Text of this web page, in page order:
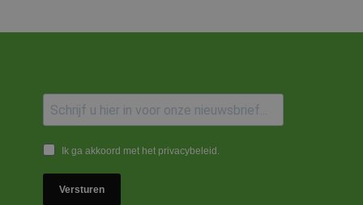
Ik ga akkoord met het privacybeleid.
Versturen